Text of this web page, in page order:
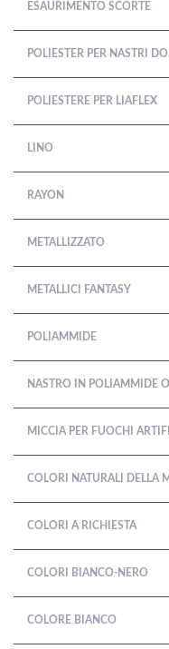
ESAURIMENTO SCORTE
POLIESTER PER NASTRI
POLIESTERE PER LIAFLEX
LINO
RAYON
METALLIZZATO
METALLICI FANTASY
POLIAMMIDE
NASTRO IN POLIAMMIDE
MICCIA PER FUOCHI
COLORI NATURALI DELLA
COLORI A RICHIESTA
COLORI BIANCO-NERO
COLORE BIANCO